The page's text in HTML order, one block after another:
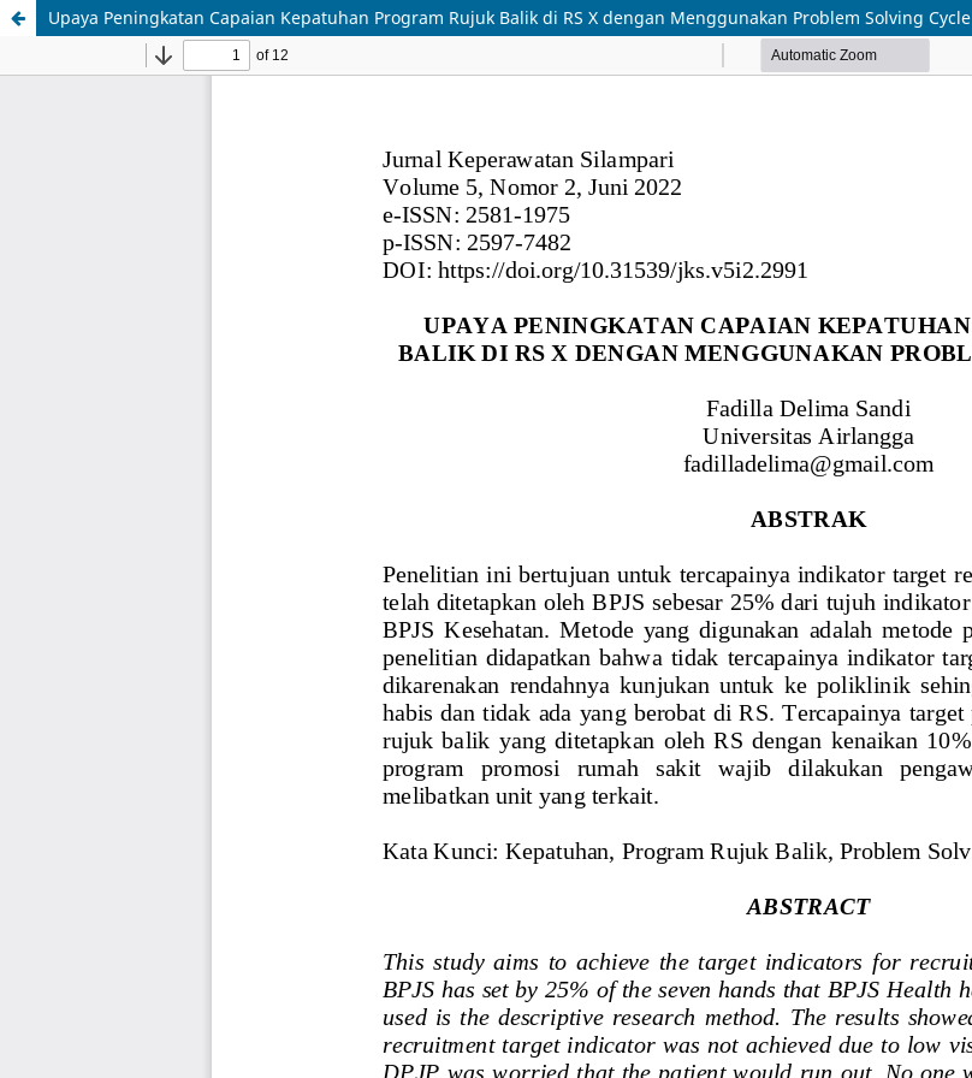
Upaya Peningkatan Capaian Kepatuhan Program Rujuk Balik di RS X dengan Menggunakan Problem Solving Cycle